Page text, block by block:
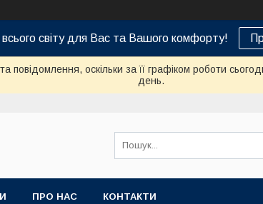
всього світу для Вас та Вашого комфорту!
оскільки за її графіком роботи
день.
ПРО НАС КОНТАКТИ